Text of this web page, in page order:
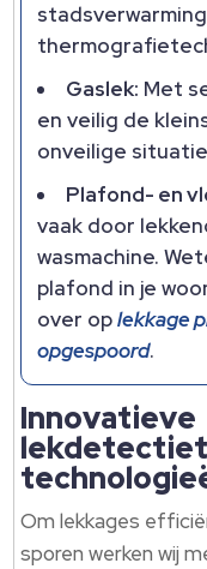
Gaslek: Met
en veilig de
onveilige
Plafond- en
vaak door
wasmachine.
plafond in je
over oplekkage
opgespoord.
Innovatieve
Om lekkages
sporen werken wij